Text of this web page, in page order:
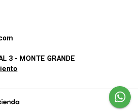
3 - MONTE GRANDE